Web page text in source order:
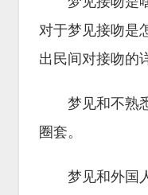
对于梦见接吻是
出民间对接吻的
梦见和不熟悉
圈套。
梦见和外国人